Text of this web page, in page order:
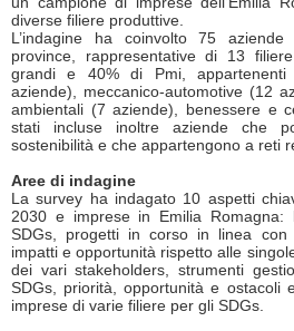
diverse filiere produttive.
L’indagine ha coinvolto 75
province, rappresentative di 13
grandi e 40% di Pmi,
aziende), meccanico-automotive (12
ambientali (7 aziende), benessere e
stati incluse inoltre aziende che
sostenibilità e che appartengono a reti
Aree di indagine
La survey ha indagato 10 aspetti
2030 e imprese in Emilia Romagna:
SDGs, progetti in corso in linea
impatti e opportunità rispetto alle
dei vari stakeholders, strumenti
SDGs, priorità, opportunità e ostacoli
imprese di varie filiere per gli SDGs.